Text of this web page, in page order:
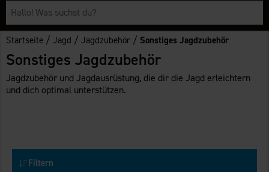
Startseite /Jagd /Jagdzubehör / Sonstiges Jagdzubehör
Sonstiges Jagdzubehör
Jagdzubehör und Jagdausrüstung, die dir die Jagd erleichtern
und dich optimal unterstützen.
Filtern